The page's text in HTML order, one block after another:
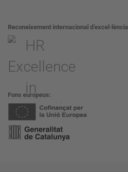
Reconeixement internacional d’excel·lència
Fons europeus